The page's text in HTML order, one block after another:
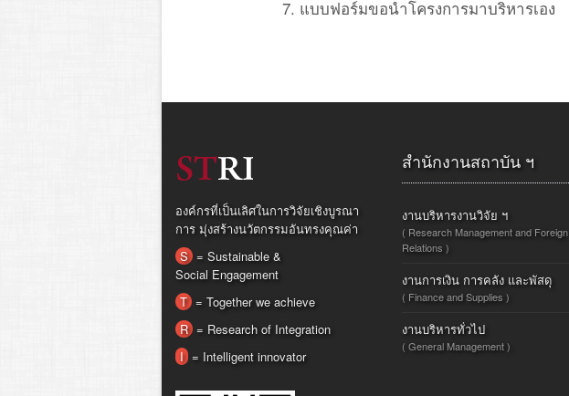
แบบฟอร์มขอนำโครงการมาบริหารเอง
องค์กรที่เป็นเลิศในการวิจัยเชิงบูรณา
การ มุ่งสร้างนวัตกรรมอันทรงคุณค่า
S = Sustainable &
Social Engagement
T = Together we achieve
R = Research of Integration
I = Intelligent innovator
สำนักงานสถาบัน ฯ
งานบริหารงานวิจัย ฯ
( Research Management and Foreign
Relations )
งานการเงิน การคลัง และพัสดุ
( Finance and Supplies )
งานบริหารทั่วไป
( General Management )